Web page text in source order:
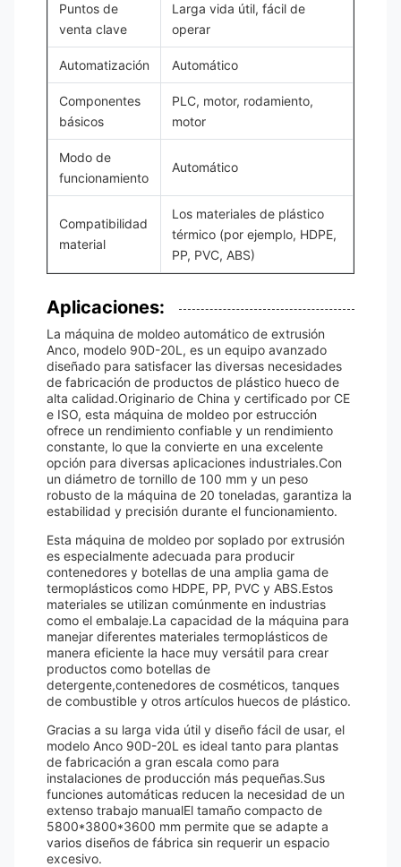
Puntos de
venta clave
Larga vida útil, fácil de
operar
Automatización Automático
Componentes
básicos
PLC, motor, rodamiento,
motor
Modo de
funcionamiento
Automático
Compatibilidad
material
Los materiales de plástico
térmico (por ejemplo, HDPE,
PP, PVC, ABS)
Aplicaciones:
La máquina de moldeo automático de extrusión
Anco, modelo 90D-20L, es un equipo avanzado
diseñado para satisfacer las diversas necesidades
de fabricación de productos de plástico hueco de
alta calidad.Originario de China y certificado por CE
e ISO, esta máquina de moldeo por estrucción
ofrece un rendimiento confiable y un rendimiento
constante, lo que la convierte en una excelente
opción para diversas aplicaciones industriales.Con
un diámetro de tornillo de 100 mm y un peso
robusto de la máquina de 20 toneladas, garantiza la
estabilidad y precisión durante el funcionamiento.
Esta máquina de moldeo por soplado por extrusión
es especialmente adecuada para producir
contenedores y botellas de una amplia gama de
termoplásticos como HDPE, PP, PVC y ABS.Estos
materiales se utilizan comúnmente en industrias
como el embalaje.La capacidad de la máquina para
manejar diferentes materiales termoplásticos de
manera eficiente la hace muy versátil para crear
productos como botellas de
detergente,contenedores de cosméticos, tanques
de combustible y otros artículos huecos de plástico.
Gracias a su larga vida útil y diseño fácil de usar, el
modelo Anco 90D-20L es ideal tanto para plantas
de fabricación a gran escala como para
instalaciones de producción más pequeñas.Sus
funciones automáticas reducen la necesidad de un
extenso trabajo manualEl tamaño compacto de
5800*3800*3600 mm permite que se adapte a
varios diseños de fábrica sin requerir un espacio
excesivo.